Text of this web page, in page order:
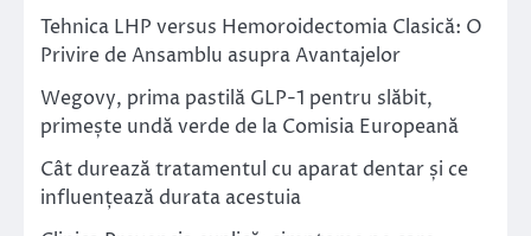
Tehnica LHP versus Hemoroidectomia Clasică: O
Privire de Ansamblu asupra Avantajelor
Wegovy, prima pastilă GLP-1 pentru slăbit,
primește undă verde de la Comisia Europeană
Cât durează tratamentul cu aparat dentar și ce
influențează durata acestuia